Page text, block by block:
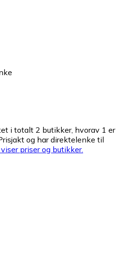
i totalt 2 butikker, hvorav 1 er
og har direktelenke til
priser og butikker.